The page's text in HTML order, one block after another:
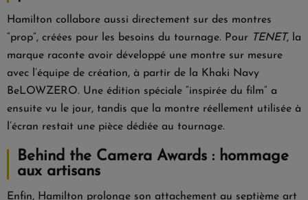
Hamilton collabore aussi directement sur des montres
“prop”, créées pour les besoins du tournage. Pour TENET, la
marque raconte avoir développé une montre sur mesure
avec l’équipe de création, à partir de la Khaki Navy
BeLOWZERO. Une édition spéciale “inspirée du film” a
ensuite vu le jour, tandis que la montre réellement utilisée à
l’écran restait une pièce dédiée au tournage.
Behind the Camera Awards : hommage
aux artisans
Enfin, Hamilton prolonge son attachement au septième art